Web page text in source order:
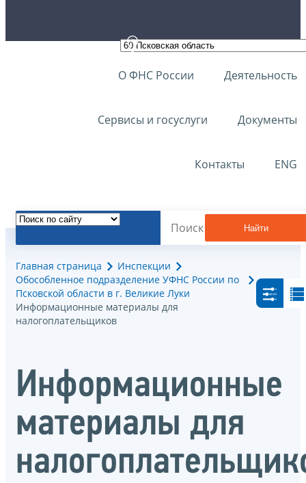
О ФНС России Деятельность
Сервисы и госуслуги Документы
Контакты ENG
Найти
Главная страница
Инспекции
Обособленное подразделение УФНС России по
Псковской области в г. Великие Луки
Информационные материалы для
налогоплательщиков
Информационные
материалы для